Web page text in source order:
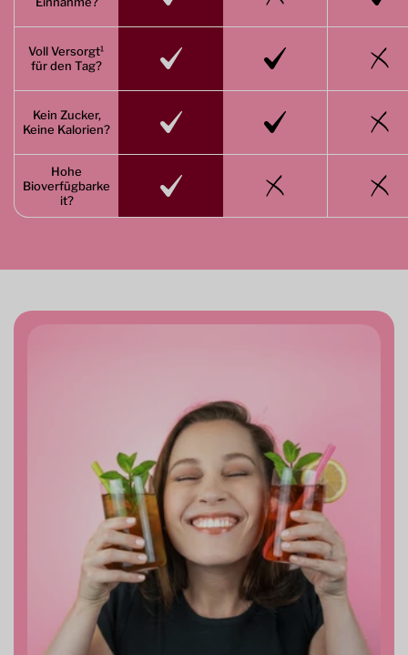
Voll Versorgt¹
für den Tag?
Kein Zucker,
Keine Kalorien?
Hohe
Bioverfügbarke
it?